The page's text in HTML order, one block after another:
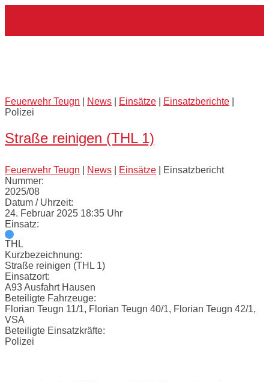
Feuerwehr Teugn News Einsätze Einsatzberichte
Polizei
Straße reinigen (THL 1)
Feuerwehr Teugn News Einsätze
Einsatzbericht
Nummer:
2025/08
Datum / Uhrzeit:
24. Februar 2025 18:35 Uhr
Einsatz:
THL
Kurzbezeichnung:
Straße reinigen (THL 1)
Einsatzort:
A93 Ausfahrt Hausen
Beteiligte Fahrzeuge:
Florian Teugn 11/1, Florian Teugn 40/1, Florian Teugn 42/1,
VSA
Beteiligte Einsatzkräfte:
Polizei